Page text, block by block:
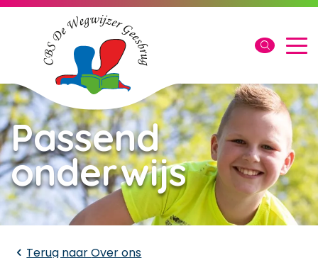
Laden...
Passend
onderwijs
Terug naarOver ons